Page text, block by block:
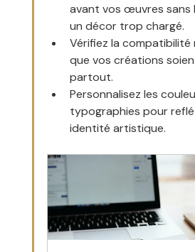
avant vos œuvres sans
un décor trop chargé.
Vérifiez la compatibilité
que vos créations
partout.
Personnalisez les
typographies pour
identité artistique.